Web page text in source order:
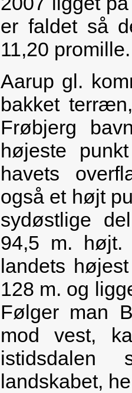
er faldet så
11,20 promille.
Aarup gl.
bakket
Frøbjerg
højeste
havets
også et højt
sydøstlige
94,5 m. højt.
landets
128 m. og
Følger man
mod vest,
istidsdalen
landskabet,